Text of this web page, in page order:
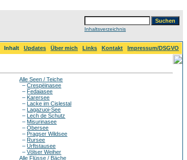
Inhaltsverzeichnis
Inhalt Updates Über mich Links Kontakt
Impressum/DSGVO
Alle Seen / Teiche
–Crespëinasee
– Fedaiasee
– Karersee
– Lacke im Cislestal
– Lagazuoi-See
– Lech de Schutz
– Misurinasee
–Obersee
– Pragser Wildsee
– Rursee
–Urftstausee
–Völser Weiher
Alle Flüsse / Bäche